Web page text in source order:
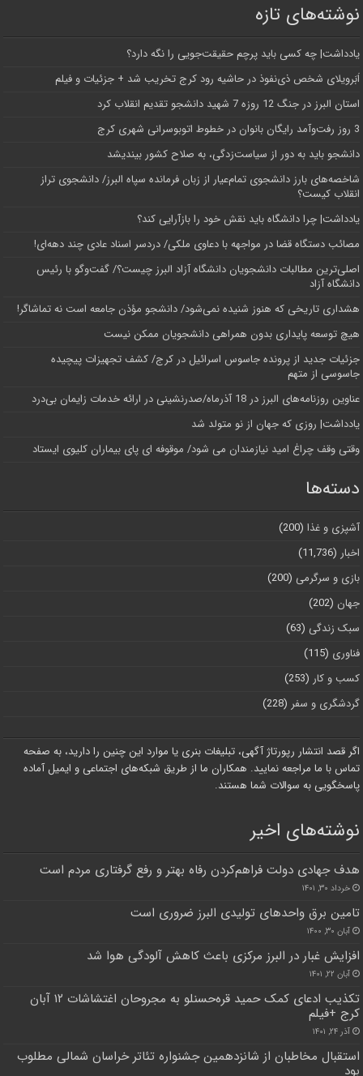
نوشته‌های تازه
یادداشت| ‌چه کسی باید پرچم حقیقت‌جویی را نگه دارد؟
اَبَر‌ویلای شخص ذی‌نفوذ در حاشیه‌ رود کرج تخریب شد + جزئیات و فیلم
استان البرز در جنگ 12 روزه 7 شهید دانشجو تقدیم انقلاب کرد
3 روز رفت‌وآمد رایگان بانوان در خطوط اتوبوسرانی شهری کرج
دانشجو باید به دور از سیاست‌زدگی، به صلاح کشور بیندیشد
شاخصه‌های بارز دانشجوی تمام‌عیار از زبان فرمانده سپاه البرز/ دانشجوی تراز
انقلاب کیست؟
یادداشت| چرا دانشگاه باید نقش خود را بازآرایی کند؟
مصائب دستگاه قضا در مواجهه با دعاوی ملکی/ دردسر اسناد عادی چند‌ دهه‌ای!
اصلی‌ترین مطالبات دانشجویان دانشگاه آزاد البرز چیست؟/ گفت‌وگو با رئیس
دانشگاه آز‌اد
هشداری تاریخی که هنوز شنیده نمی‌شود/ دانشجو مؤذن جامعه است نه تماشاگر!
هیچ توسعه پایداری بدون همراهی دانشجویان ممکن نیست
جزئیات جدید از پرونده جاسوس اسرائیل در کرج/‌ کشف تجهیزات پیچیده
جاسوسی از متهم
عناوین روزنامه‌های البرز در ‌18 آذرماه/صدرنشینی در ارائه خدمات زایمان بی‌درد
یادداشت| روزی که جهان از نو متولد شد
وقتی وقف چراغ امید نیازمندان می شود/ موقوفه ای پای بیماران کلیوی ایستاد
دسته‌ها
آشپزی و غذا (200)
اخبار (11,736)
بازی و سرگرمی (200)
جهان (202)
سبک زندگی (63)
فناوری (115)
کسب و کار (253)
گردشگری و سفر (228)
اگر قصد انتشار رپورتاژ آگهی، تبلیغات بنری یا موارد این چنین را دارید، به صفحه
تماس با ما مراجعه نمایید. همکاران ما از طریق شبکه‌های اجتماعی و ایمیل آماده
پاسخگویی به سوالات شما هستند.
نوشته‌های اخیر
هدف جهادی دولت فراهم‌کردن رفاه بهتر و رفع گرفتاری مردم است
خرداد ۳۰, ۱۴۰۱
تامین برق واحدهای تولیدی البرز ضروری است
آبان ۳۰, ۱۴۰۰
افزایش غبار در البرز مرکزی باعث کاهش آلودگی هوا شد
آبان ۲۲, ۱۴۰۱
تکذیب ادعای کمک حمید قره‌حسنلو به مجروحان اغتشاشات ۱۲ آبان
کرج +فیلم
آذر ۲۴, ۱۴۰۱
استقبال مخاطبان از شانزدهمین جشنواره تئاتر خراسان شمالی مطلوب
بود